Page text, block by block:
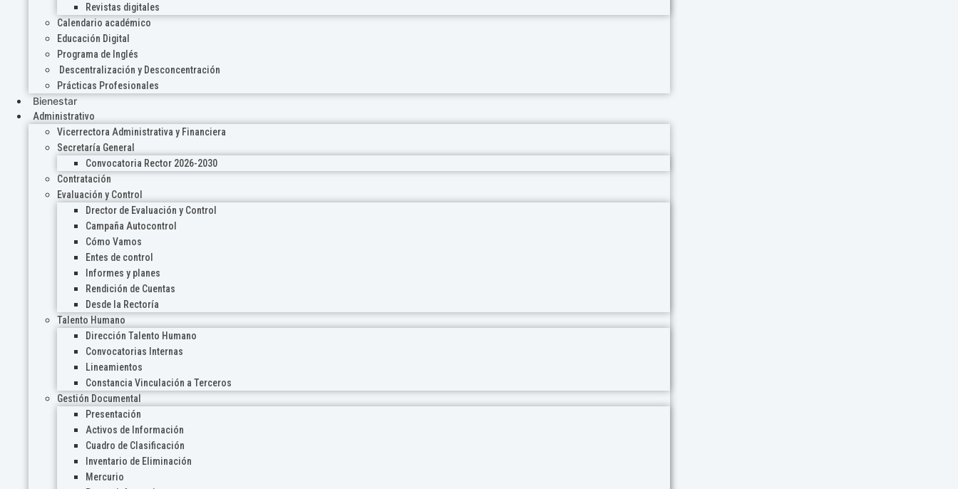
Revistas digitales
Calendario académico
Educación Digital
Programa de Inglés
Descentralización y Desconcentración
Prácticas Profesionales
Bienestar
Administrativo
Vicerrectora Administrativa y Financiera
Secretaría General
Convocatoria Rector 2026-2030
Contratación
Evaluación y Control
Drector de Evaluación y Control
Campaña Autocontrol
Cómo Vamos
Entes de control
Informes y planes
Rendición de Cuentas
Desde la Rectoría
Talento Humano
Dirección Talento Humano
Convocatorias Internas
Lineamientos
Constancia Vinculación a Terceros
Gestión Documental
Presentación
Activos de Información
Cuadro de Clasificación
Inventario de Eliminación
Mercurio